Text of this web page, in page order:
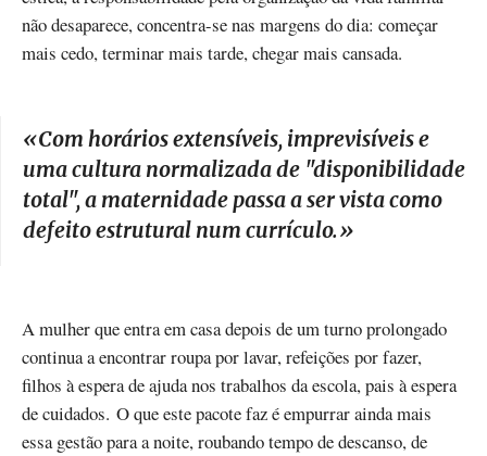
não desaparece, concentra-se nas margens do dia: começar
mais cedo, terminar mais tarde, chegar mais cansada.
«Com horários extensíveis, imprevisíveis e
uma cultura normalizada de "disponibilidade
total", a maternidade passa a ser vista como
defeito estrutural num currículo.»
A mulher que entra em casa depois de um turno prolongado
continua a encontrar roupa por lavar, refeições por fazer,
filhos à espera de ajuda nos trabalhos da escola, pais à espera
de cuidados. O que este pacote faz é empurrar ainda mais
essa gestão para a noite, roubando tempo de descanso, de